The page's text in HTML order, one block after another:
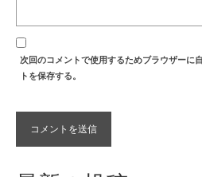
次回のコメントで使用するためブラウザーに
トを保存する。